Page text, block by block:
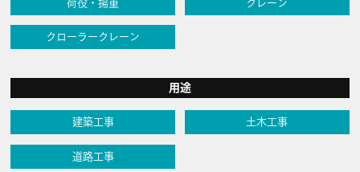
荷役・揚重 クレーン
クローラークレーン
用途
建築工事 土木工事
道路工事